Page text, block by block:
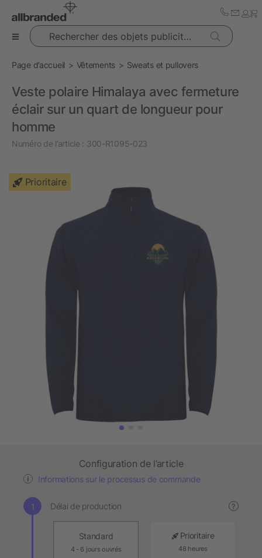
Rechercher des objets publicitaires
Page d’accueil Vêtements Sweats et pullovers
Veste polaire Himalaya avec fermeture
éclair sur un quart de longueur pour
homme
Numéro de l’article : 300-R1095-023
Prioritaire
Configuration de l’article
Informations sur le processus de commande
Délai de production ?
Standard
4 - 6 jours ouvrés
Prioritaire
48 heures